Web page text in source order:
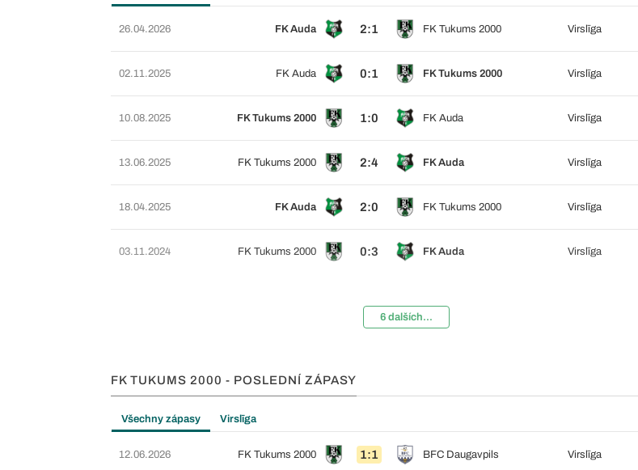
26.04.2026 FK Auda 2:1 FK Tukums 2000 Virslīga
02.11.2025 FK Auda 0:1 FK Tukums 2000 Virslīga
10.08.2025 FK Tukums 2000 1:0 FK Auda Virslīga
13.06.2025 FK Tukums 2000 2:4 FK Auda Virslīga
18.04.2025 FK Auda 2:0 FK Tukums 2000 Virslīga
03.11.2024 FK Tukums 2000 0:3 FK Auda Virslīga
6 dalších...
FK TUKUMS 2000 - POSLEDNÍ ZÁPASY
Všechny zápasy Virslīga
12.06.2026 FK Tukums 2000 1:1 BFC Daugavpils Virslīga